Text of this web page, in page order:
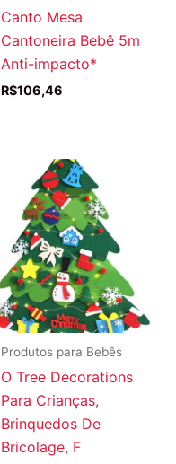
Canto Mesa
Cantoneira Bebê 5m
Anti-impacto*
R$106,46
Produtos para Bebês
O Tree Decorations
Para Crianças,
Brinquedos De
Bricolage, F